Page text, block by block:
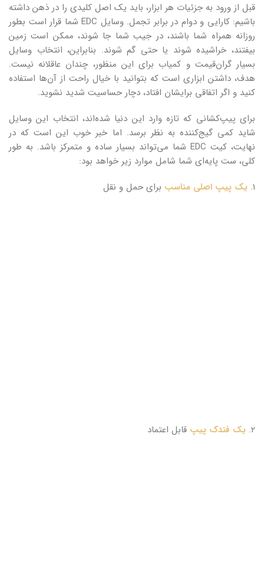
قبل از ورود به جزئیات هر ابزار، باید یک اصل کلیدی را در ذهن داشته
باشیم: کارایی و دوام در برابر تجمل. وسایل EDC شما قرار است بطور
روزانه همراه شما باشند، در جیب شما جا شوند، ممکن است زمین
بیفتند، خراشیده شوند یا حتی گم شوند. بنابراین، انتخاب وسایل
بسیار گران‌قیمت و کمیاب برای این منظور، چندان عاقلانه نیست.
هدف، داشتن ابزاری است که بتوانید با خیال راحت از آن‌ها استفاده
کنید و اگر اتفاقی برایشان افتاد، دچار حساسیت شدید نشوید.
برای پیپ‌کشانی که تازه وارد این دنیا شده‌اند، انتخاب این وسایل
شاید کمی گیج‌کننده به نظر برسد. اما خبر خوب این است که در
نهایت، کیت EDC شما می‌تواند بسیار ساده و متمرکز باشد. به طور
کلی، ست پایه‌ای شما شامل موارد زیر خواهد بود:
1. یک پیپ اصلی مناسب برای حمل و نقل
2. یک فندک پیپ قابل اعتماد